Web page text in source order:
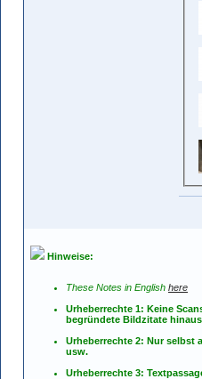
Hinweise:
These Notes in English here
Urheberrechte 1: Keine
begründete Bildzitate
Urheberrechte 2: Nur selbst
usw.
Urheberrechte 3: